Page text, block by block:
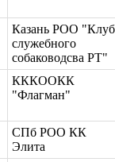
Казань РОО "Клуб
служебного
собаководсва РТ"
КККООКК
"Флагман"
СПб РОО КК
Элита